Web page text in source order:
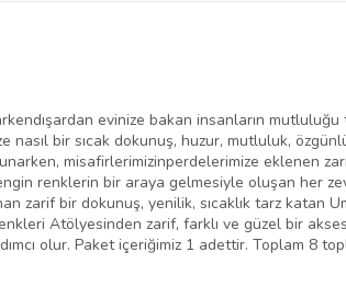
evinize bakan insanların
bir sıcak dokunuş, huzur, mutluluk,
misafirlerimizinperdelerimize eklenen
renklerin bir araya gelmesiyle oluşan her
zarif bir dokunuş, yenilik, sıcaklık tarz
Atölyesinden zarif, farklı ve güzel bir
olur. Paket içeriğimiz 1 adettir. Toplam 8